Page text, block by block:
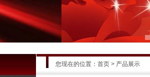
您现在的位置： 首页 > 产品展示